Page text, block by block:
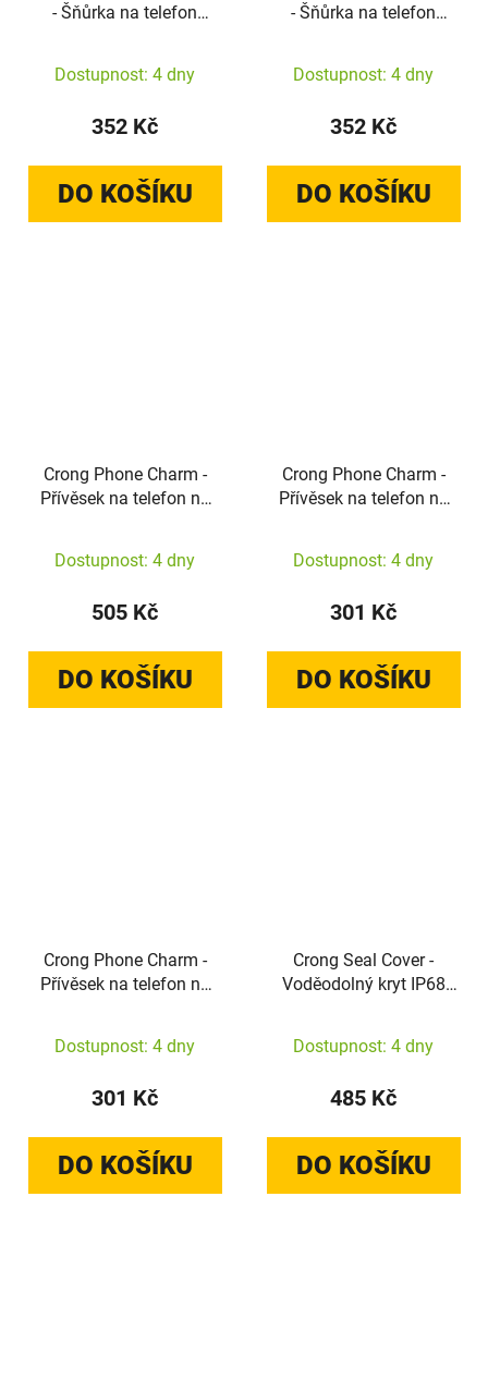
- Šňůrka na telefon
Dostupnost: 4 dny
352 Kč
DO KOŠÍKU
- Šňůrka na telefon
Dostupnost: 4 dny
352 Kč
DO KOŠÍKU
Crong Phone Charm -
Přívěsek na telefon na
Dostupnost: 4 dny
505 Kč
DO KOŠÍKU
Crong Phone Charm -
Přívěsek na telefon na
Dostupnost: 4 dny
301 Kč
DO KOŠÍKU
Crong Phone Charm -
Přívěsek na telefon na
Dostupnost: 4 dny
301 Kč
DO KOŠÍKU
Crong Seal Cover -
Voděodolný kryt IP68
Dostupnost: 4 dny
485 Kč
DO KOŠÍKU